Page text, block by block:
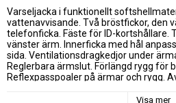
Varseljacka i funktionellt
vattenavvisande. Två bröstfickor, den
telefonficka. Fäste för ID-kortshållare.
vänster ärm. Innerficka med hål
sida. Ventilationsdragkedjor under
Reglerbara ärmslut. Förlängd rygg för
Reflexpasspoaler på ärmar och rygg.
ett vind- och vattentätt material med
Visa mer